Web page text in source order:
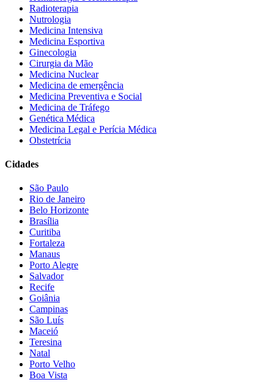
Radioterapia
Nutrologia
Medicina Intensiva
Medicina Esportiva
Ginecologia
Cirurgia da Mão
Medicina Nuclear
Medicina de emergência
Medicina Preventiva e Social
Medicina de Tráfego
Genética Médica
Medicina Legal e Perícia Médica
Obstetrícia
Cidades
São Paulo
Rio de Janeiro
Belo Horizonte
Brasília
Curitiba
Fortaleza
Manaus
Porto Alegre
Salvador
Recife
Goiânia
Campinas
São Luís
Maceió
Teresina
Natal
Porto Velho
Boa Vista